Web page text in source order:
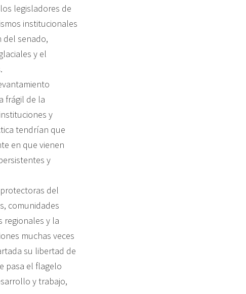
legisladores de
institucionales
del senado,
y el
frágil de la
y
tendrían que
en que vienen
y
del
comunidades
regionales y la
muchas veces
su libertad de
pasa el flagelo
y trabajo,